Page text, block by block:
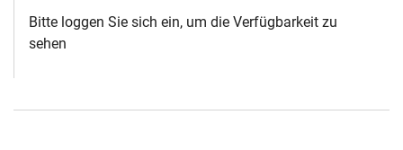
Bitte loggen Sie sich ein, um die Verfügbarkeit zu
sehen